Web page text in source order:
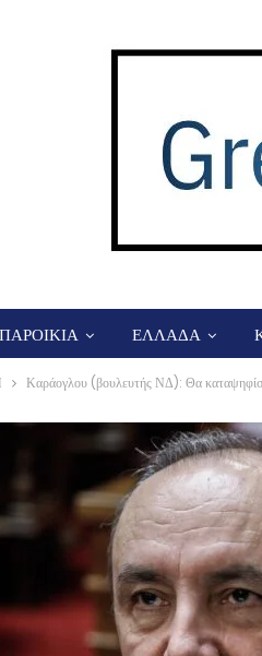
ΠΑΡΟΙΚΙΑ ΕΛΛΑΔΑ
Καράογλου (βουλευτής ΝΔ): Θα